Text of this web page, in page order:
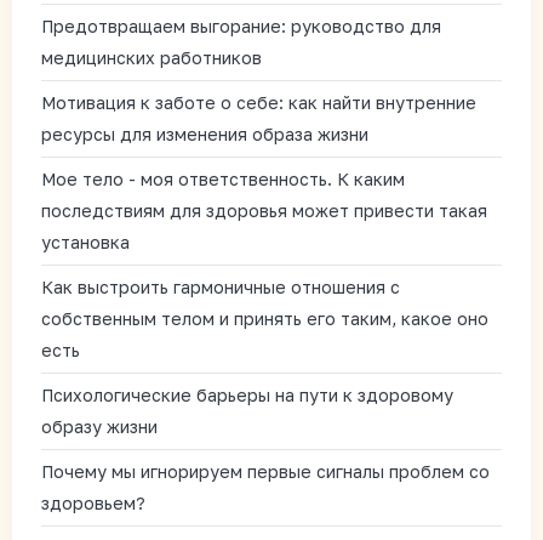
Предотвращаем выгорание: руководство для
медицинских работников
Мотивация к заботе о себе: как найти внутренние
ресурсы для изменения образа жизни
Мое тело - моя ответственность. К каким
последствиям для здоровья может привести такая
установка
Как выстроить гармоничные отношения с
собственным телом и принять его таким, какое оно
есть
Психологические барьеры на пути к здоровому
образу жизни
Почему мы игнорируем первые сигналы проблем со
здоровьем?